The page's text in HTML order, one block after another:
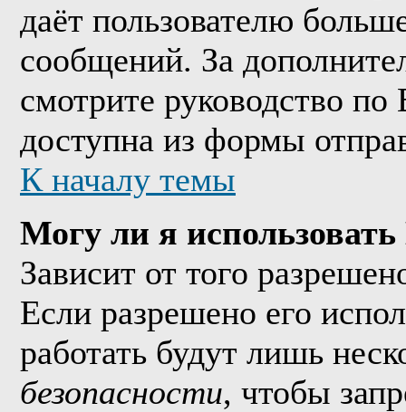
даёт пользователю
сообщений. За
смотрите руководство
доступна из формы
К началу темы
Могу ли я
Зависит от того
Если разрешено его
работать будут лишь
безопасности, чтобы